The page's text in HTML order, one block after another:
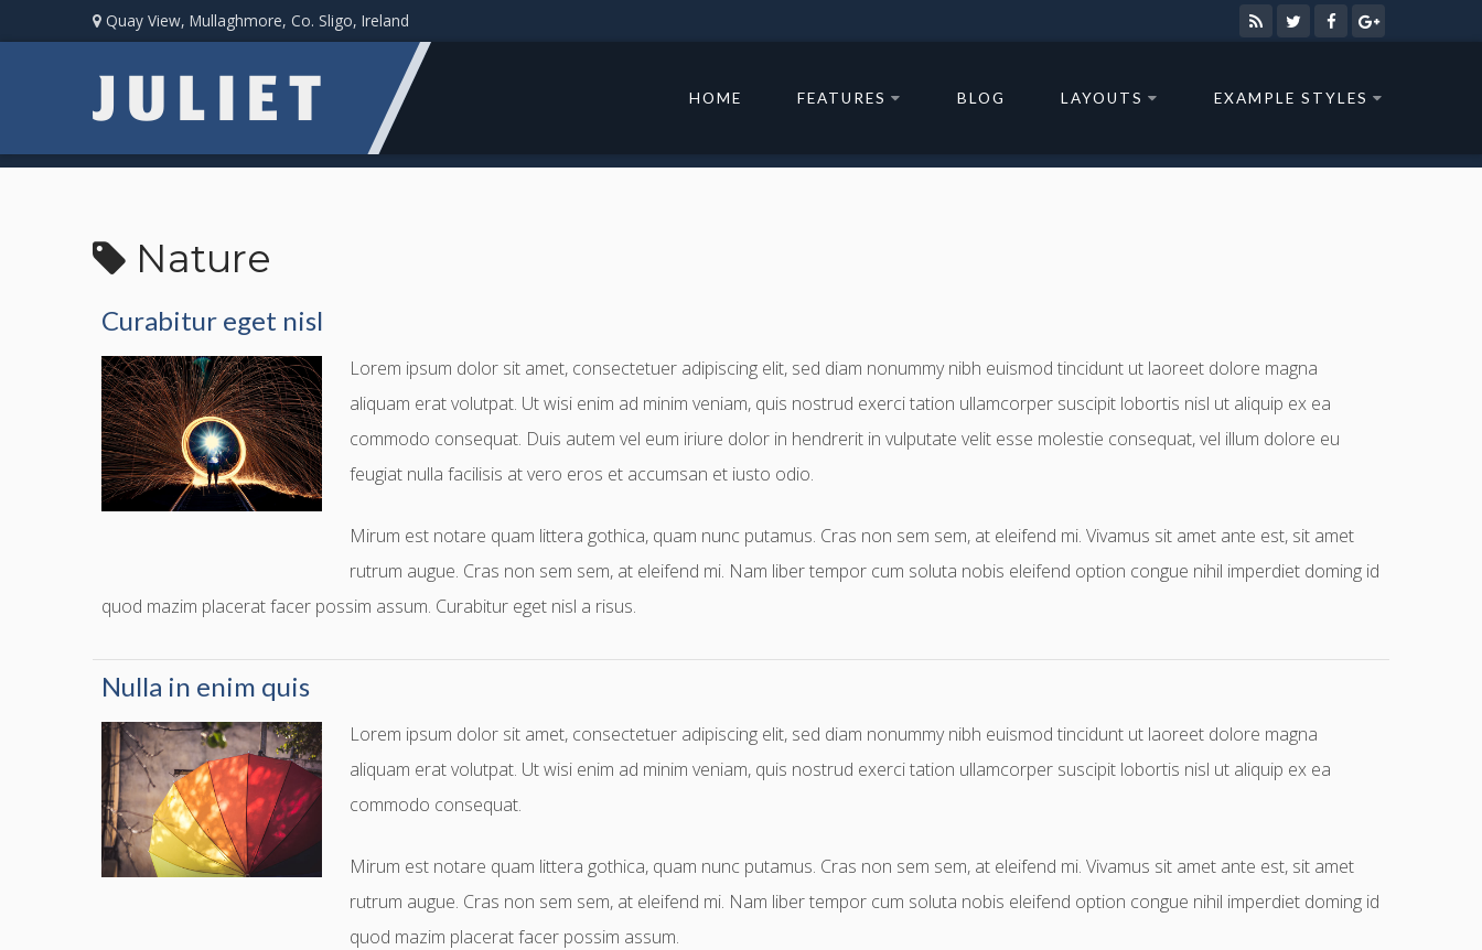
Quay View, Mullaghmore, Co. Sligo, Ireland
HOME FEATURES BLOG LAYOUTS EXAMPLE STYLES
Nature
Curabitur eget nisl
Lorem ipsum dolor sit amet, consectetuer adipiscing elit, sed diam nonummy nibh euismod tincidunt ut laoreet dolore magna
aliquam erat volutpat. Ut wisi enim ad minim veniam, quis nostrud exerci tation ullamcorper suscipit lobortis nisl ut aliquip ex ea
commodo consequat. Duis autem vel eum iriure dolor in hendrerit in vulputate velit esse molestie consequat, vel illum dolore eu
feugiat nulla facilisis at vero eros et accumsan et iusto odio.
Mirum est notare quam littera gothica, quam nunc putamus. Cras non sem sem, at eleifend mi. Vivamus sit amet ante est, sit amet
rutrum augue. Cras non sem sem, at eleifend mi. Nam liber tempor cum soluta nobis eleifend option congue nihil imperdiet doming id
quod mazim placerat facer possim assum. Curabitur eget nisl a risus.
Nulla in enim quis
Lorem ipsum dolor sit amet, consectetuer adipiscing elit, sed diam nonummy nibh euismod tincidunt ut laoreet dolore magna
aliquam erat volutpat. Ut wisi enim ad minim veniam, quis nostrud exerci tation ullamcorper suscipit lobortis nisl ut aliquip ex ea
commodo consequat.
Mirum est notare quam littera gothica, quam nunc putamus. Cras non sem sem, at eleifend mi. Vivamus sit amet ante est, sit amet
rutrum augue. Cras non sem sem, at eleifend mi. Nam liber tempor cum soluta nobis eleifend option congue nihil imperdiet doming id
quod mazim placerat facer possim assum.